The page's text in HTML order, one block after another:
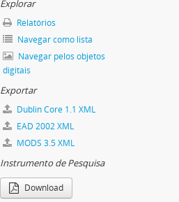
Explorar
Relatórios
Navegar como lista
Navegar pelos objetos
digitais
Exportar
Dublin Core 1.1 XML
EAD 2002 XML
MODS 3.5 XML
Instrumento de Pesquisa
Download